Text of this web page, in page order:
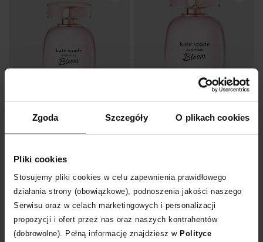
Zgoda Szczegóły O plikach cookies
Pliki cookies
Stosujemy pliki cookies w celu zapewnienia prawidłowego
działania strony (obowiązkowe), podnoszenia jakości naszego
Serwisu oraz w celach marketingowych i personalizacji
propozycji i ofert przez nas oraz naszych kontrahentów
(dobrowolne). Pełną informację znajdziesz w Polityce
269zł 329zł